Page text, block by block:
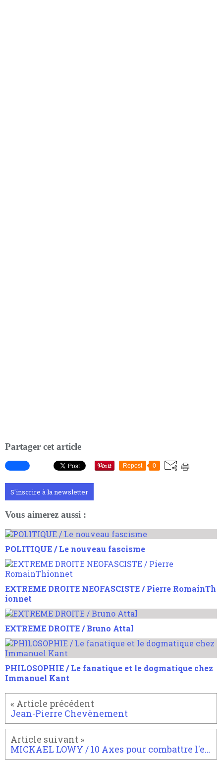
Partager cet article
Repost 0
S'inscrire à la newsletter
Vous aimerez aussi :
POLITIQUE / Le nouveau fascisme
EXTREME DROITE NEOFASCISTE / Pierre RomainTh
ionnet
EXTREME DROITE / Bruno Attal
PHILOSOPHIE / Le fanatique et le dogmatique chez
Immanuel Kant
Jean-Pierre Chevènement
MICKAEL LOWY / 10 Axes pour combattre l'extrême droite